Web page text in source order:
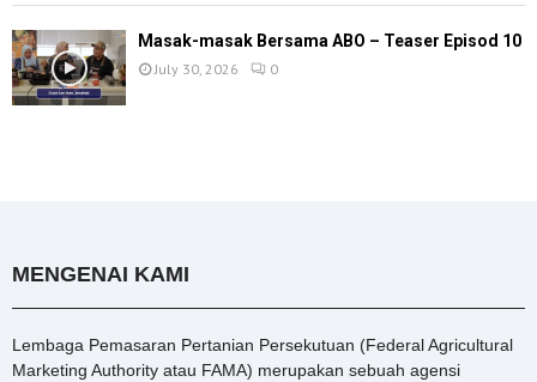
Masak-masak Bersama ABO – Teaser Episod 10
July 30, 2026 0
MENGENAI KAMI
Lembaga Pemasaran Pertanian Persekutuan (Federal Agricultural
Marketing Authority atau FAMA) merupakan sebuah agensi